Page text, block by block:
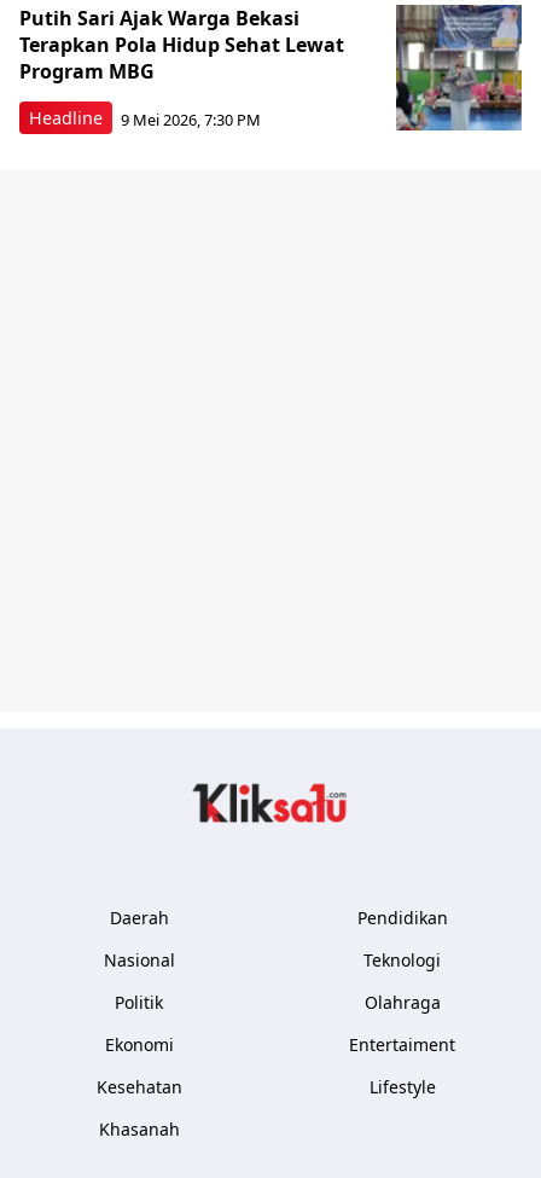
Headline
Putih Sari Ajak Warga Bekasi
Terapkan Pola Hidup Sehat Lewat
Program MBG
9 Mei 2026, 7:30 PM
Daerah
Nasional
Politik
Ekonomi
Kesehatan
Khasanah
Pendidikan
Teknologi
Olahraga
Entertaiment
Lifestyle